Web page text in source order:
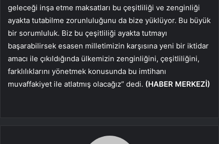
geleceği inşa etme maksatları bu çeşitliliği ve zenginliği
ayakta tutabilme zorunluluğunu da bize yüklüyor. Bu büyük
bir sorumluluk. Biz bu çeşitliliği ayakta tutmayı
başarabilirsek esasen milletimizin karşısına yeni bir iktidar
amacı ile çıkıldığında ülkemizin zenginliğini, çeşitliliğini,
farklılıklarını yönetmek konusunda bu imtihanı
muvaffakiyet ile atlatmış olacağız” dedi. (HABER MERKEZİ)